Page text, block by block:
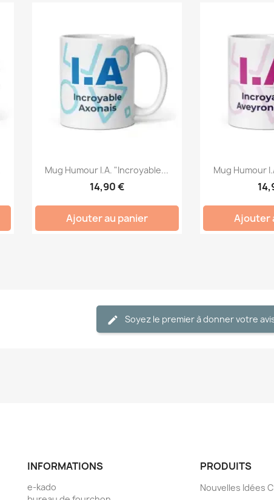
Mug Humour I.A. "Incroyable...
14,90 €
Ajouter au panier
Mug Humour
Ajouter
Soyez le premier à donner votre
INFORMATIONS
e-kado
PRODUITS
Nouvelles Idées